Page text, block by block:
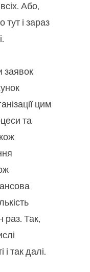
Або,
і зараз
заявок
цим
та
раз. Так,
так далі.